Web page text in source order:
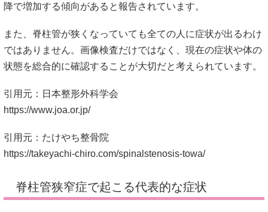
降で増加する傾向があると報告されています。
また、脊柱管が狭くなっていても全ての人に症状が出るわけ
ではありません。画像検査だけではなく、現在の症状や体の
状態を総合的に確認することが大切だと考えられています。
引用元：日本整形外科学会
https://www.joa.or.jp/
引用元：たけやち整骨院
https://takeyachi-chiro.com/spinalstenosis-towa/
脊柱管狭窄症で起こる代表的な症状